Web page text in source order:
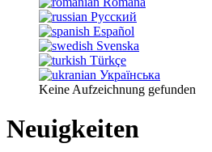
Русский
Español
Svenska
Türkçe
Українська
Keine Aufzeichnung gefunden
Neuigkeiten